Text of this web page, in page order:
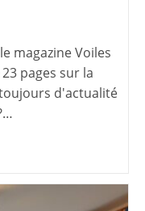
magazine Voiles
pages sur la
d'actualité